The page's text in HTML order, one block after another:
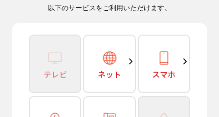
以下のサービスをご利用いただけます。
テレビ ネット スマホ